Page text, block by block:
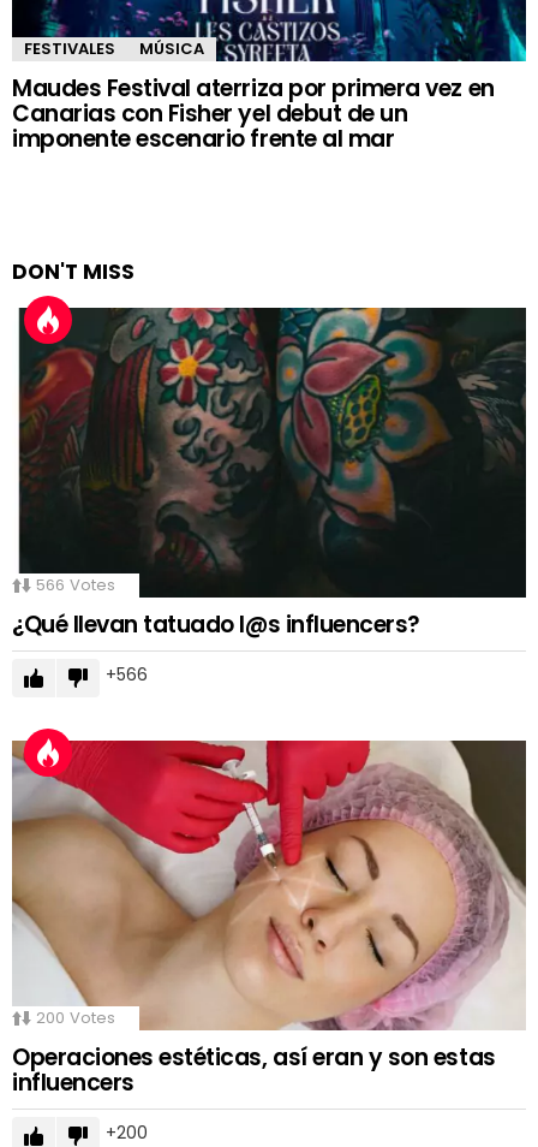
FESTIVALES MÚSICA
Maudes Festival aterriza por primera vez en
Canarias con Fisher yel debut de un
imponente escenario frente al mar
DON'T MISS
566 Votes
¿Qué llevan tatuado l@s influencers?
566
200 Votes
Operaciones estéticas, así eran y son estas
influencers
200